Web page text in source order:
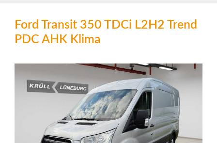
Ford Transit 350 TDCi L2H2 Trend
PDC AHK Klima